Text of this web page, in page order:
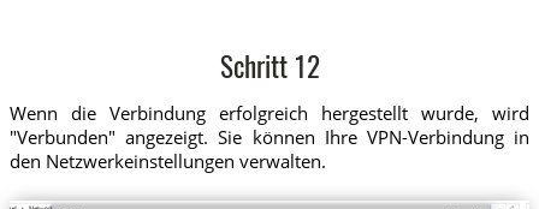
Schritt 12
Wenn die Verbindung erfolgreich hergestellt wurde, wird
"Verbunden" angezeigt. Sie können Ihre VPN-Verbindung in
den Netzwerkeinstellungen verwalten.